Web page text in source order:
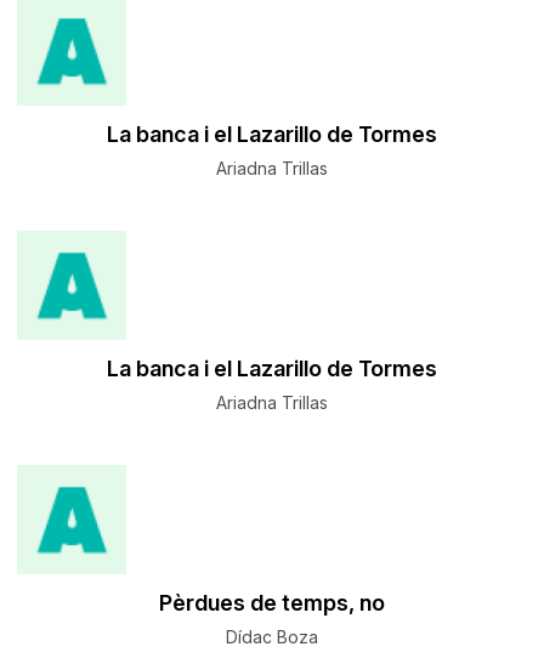
La banca i el Lazarillo de Tormes
Ariadna Trillas
La banca i el Lazarillo de Tormes
Ariadna Trillas
Pèrdues de temps, no
Dídac Boza